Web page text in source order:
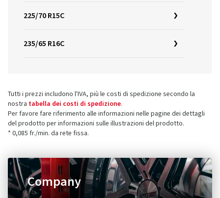
225/70 R15C
235/65 R16C
Tutti i prezzi includono l'IVA, più le costi di spedizione secondo la
nostra tabella dei costi di spedizione.
Per favore fare riferimento alle informazioni nelle pagine dei dettagli
del prodotto per informazioni sulle illustrazioni del prodotto.
* 0,085 fr./min. da rete fissa.
Company